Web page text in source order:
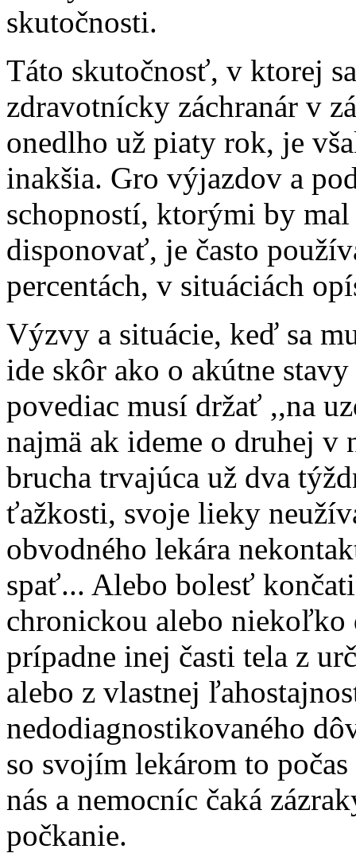
skutočnosti.
Táto skutočnosť, v ktorej
zdravotnícky záchranár v
onedlho už piaty rok, je
inakšia. Gro výjazdov a
schopností, ktorými by
disponovať, je často
percentách, v situáciách
Výzvy a situácie, keď sa
ide skôr ako o akútne
povediac musí držať ,,na
najmä ak ideme o druhej
brucha trvajúca už dva
ťažkosti, svoje lieky
obvodného lekára
spať... Alebo bolesť
chronickou alebo
prípadne inej časti tela z
alebo z vlastnej
nedodiagnostikovaného
so svojím lekárom to
nás a nemocníc čaká
počkanie.